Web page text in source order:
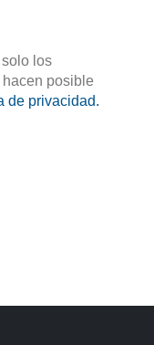
los
posible
de privacidad.